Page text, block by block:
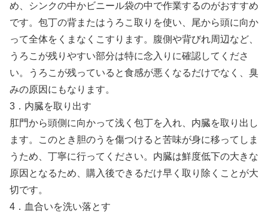
め、シンクの中かビニール袋の中で作業するのがおすすめ
です。包丁の背またはうろこ取りを使い、尾から頭に向か
って全体をくまなくこすります。腹側や背びれ周辺など、
うろこが残りやすい部分は特に念入りに確認してくださ
い。うろこが残っていると食感が悪くなるだけでなく、臭
みの原因にもなります。
3．内臓を取り出す
肛門から頭側に向かって浅く包丁を入れ、内臓を取り出し
ます。このとき胆のうを傷つけると苦味が身に移ってしま
うため、丁寧に行ってください。内臓は鮮度低下の大きな
原因となるため、購入後できるだけ早く取り除くことが大
切です。
4．血合いを洗い落とす